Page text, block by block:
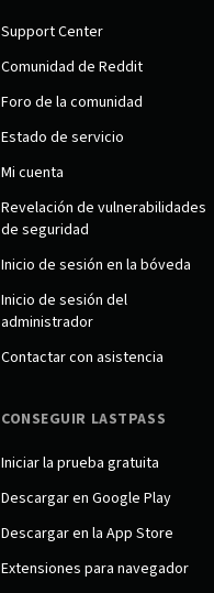
Support Center
Comunidad de Reddit
Foro de la comunidad
Estado de servicio
Mi cuenta
Revelación de vulnerabilidades
de seguridad
Inicio de sesión en la bóveda
Inicio de sesión del
administrador
Contactar con asistencia
CONSEGUIR LASTPASS
Iniciar la prueba gratuita
Descargar en Google Play
Descargar en la App Store
Extensiones para navegador